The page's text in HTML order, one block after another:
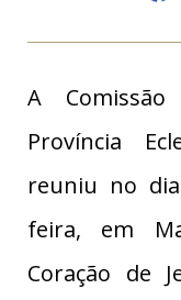
A
Província
reuniu no
feira, em
Coração de